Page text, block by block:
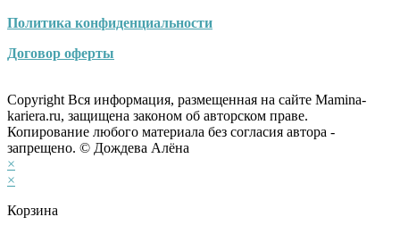
Политика конфиденциальности
Договор оферты
Copyright Вся информация, размещенная на сайте Mamina-
kariera.ru, защищена законом об авторском праве.
Копирование любого материала без согласия автора -
запрещено. © Дождева Алёна
×
×
Корзина